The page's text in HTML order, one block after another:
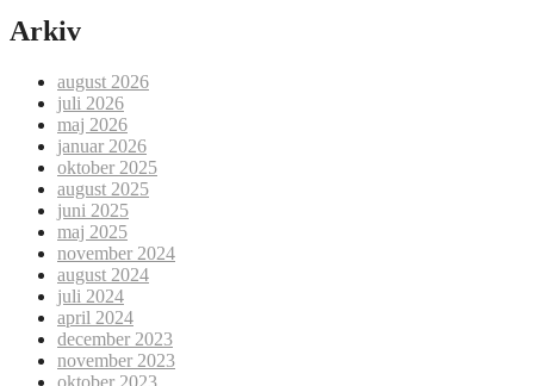
Arkiv
august 2026
juli 2026
maj 2026
januar 2026
oktober 2025
august 2025
juni 2025
maj 2025
november 2024
august 2024
juli 2024
april 2024
december 2023
november 2023
oktober 2023